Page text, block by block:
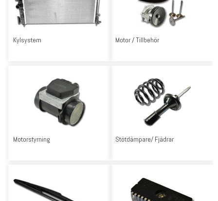
Kylsystem Motor / Tillbehör
Motorstyrning Stötdämpare/ Fjädrar